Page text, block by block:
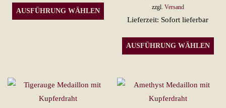
AUSFÜHRUNG WÄHLEN
Dieses
Produkt
mehrere
zzgl. Versand
Lieferzeit: Sofort lieferbar
AUSFÜHRUNG WÄHLEN